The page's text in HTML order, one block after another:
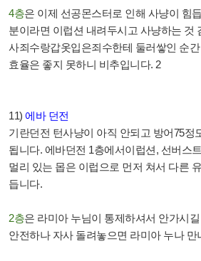
4층은 이제 선공몬스터로 인해 사냥이 힘
분이라면 이럽션 내려두시고 사냥하는 것
사죄수랑갑옷입은죄수한테 둘러쌓인 순
효율은 좋지 못하니 비추입니다. 2
11) 에바 던전
기란던전 턴사냥이 아직 안되고 방어75정
됩니다. 에바던전 1층에서이럽션, 선버스
멀리 있는 몹은 이럽으로 먼저 쳐서 다른
듭니다.
2층은 라미아 누님이 통제하셔서 안가시
안전하나 자사 돌려놓으면 라미아 누나 만